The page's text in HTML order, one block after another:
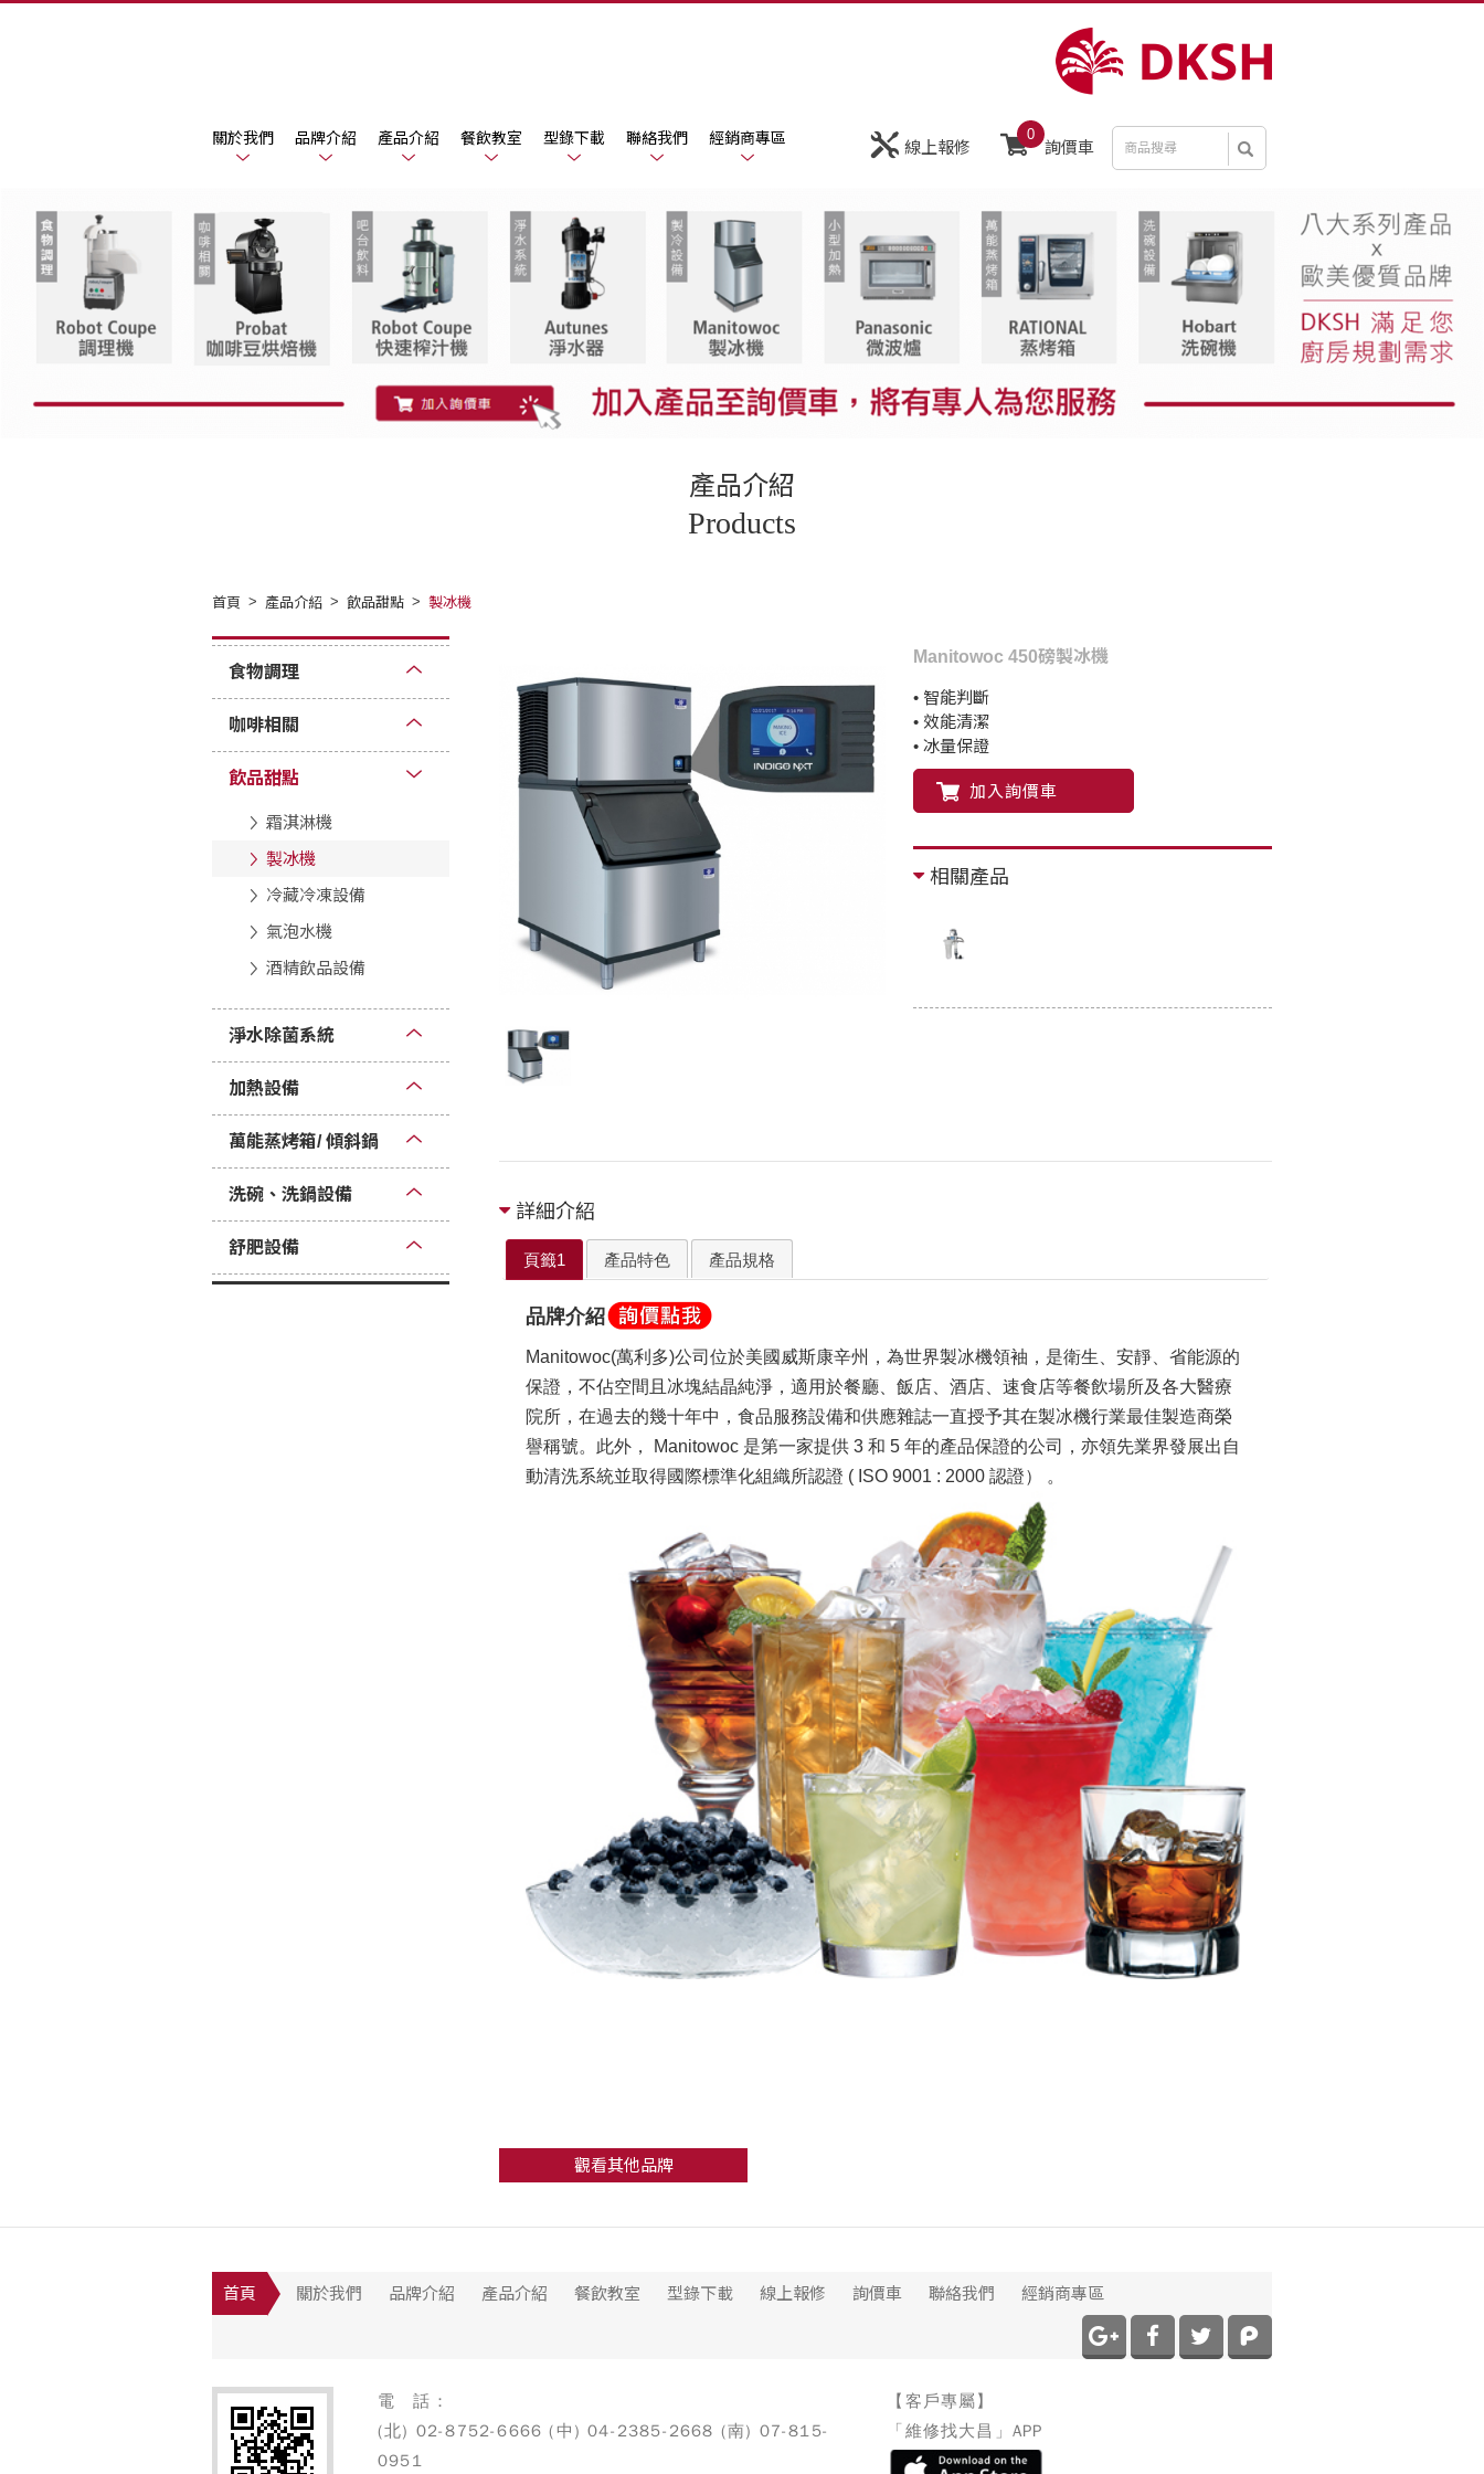
線上報修 詢價車
0
關於我們 品牌介紹 產品介紹 餐飲教室 型錄下載 聯絡我們 經銷商專區
產品介紹
Products
首頁 產品介紹 飲品甜點 製冰機
食物調理
咖啡相關
飲品甜點
霜淇淋機
製冰機
冷藏冷凍設備
氣泡水機
酒精飲品設備
淨水除菌系統
加熱設備
萬能蒸烤箱/ 傾斜鍋
洗碗、洗鍋設備
舒肥設備
Manitowoc 450磅製冰機
• 智能判斷
• 效能清潔
• 冰量保證
加入詢價車
相關產品
詳細介紹
頁籤1 產品特色 產品規格
品牌介紹
Manitowoc(萬利多)公司位於美國威斯康辛州，為世界製冰機領袖，是衛生、安靜、省能源的
保證，不佔空間且冰塊結晶純淨，適用於餐廳、飯店、酒店、速食店等餐飲場所及各大醫療
院所，在過去的幾十年中，食品服務設備和供應雜誌一直授予其在製冰機行業最佳製造商榮
譽稱號。此外，
Manitowoc 是第一家提供 3 和 5 年的產品保證的公司，亦領先業界發展出自
動清洗系統並取得國際標準化組織所認證 ( ISO 9001 : 2000 認證） 。
觀看其他品牌
首頁 關於我們 品牌介紹 產品介紹 餐飲教室 型錄下載 線上報修 詢價車 聯絡我們 經銷商專區
電 話：
(北) 02-8752-6666 (中) 04-2385-2668 (南) 07-815-
0951
【客戶專屬】
「維修找大昌」APP